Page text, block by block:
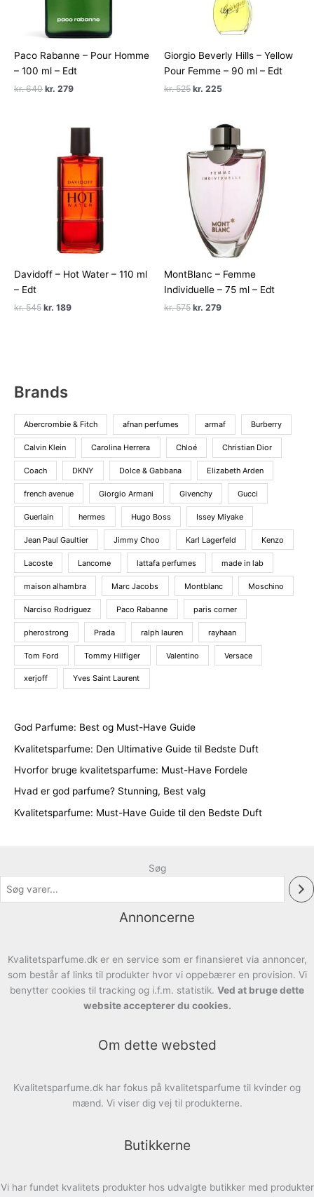
Paco Rabanne – Pour Homme
– 100 ml – Edt
kr.640 Den
kr. 279Den
Giorgio Beverly Hills – Yellow
Pour Femme – 90 ml – Edt
kr.525 Den
kr. 525.
kr. 225Den
er:
kr. 225.
Davidoff – Hot Water – 110 ml
– Edt
kr.545 Den
kr. 189Den
MontBlanc – Femme
Individuelle – 75 ml – Edt
kr.575 Den
kr. 279Den
Brands
Abercrombie & Fitch afnan perfumes armaf Burberry
Calvin Klein Carolina Herrera Chloé Christian Dior
Coach DKNY Dolce & Gabbana Elizabeth Arden
french avenue Giorgio Armani Givenchy Gucci
Guerlain hermes Hugo Boss Issey Miyake
Jean Paul Gaultier Jimmy Choo Karl Lagerfeld Kenzo
Lacoste Lancome lattafa perfumes made in lab
maison alhambra Marc Jacobs Montblanc Moschino
Narciso Rodriguez Paco Rabanne paris corner
pherostrong Prada ralph lauren rayhaan
Tom Ford Tommy Hilfiger Valentino Versace
xerjoff Yves Saint Laurent
God Parfume: Best og Must-Have Guide
Kvalitetsparfume: Den Ultimative Guide til Bedste Duft
Hvorfor bruge kvalitetsparfume: Must-Have Fordele
Hvad er god parfume? Stunning, Best valg
Kvalitetsparfume: Must-Have Guide til den Bedste Duft
Søg
Annoncerne
Kvalitetsparfume.dk er en service som er finansieret via annoncer,
som består af links til produkter hvor vi oppebærer en provision. Vi
benytter cookies til tracking og i.f.m. statistik. Ved at bruge dette
website accepterer du cookies.
Om dette websted
Kvalitetsparfume.dk har fokus på kvalitetsparfume til kvinder og
mænd. Vi viser dig vej til produkterne.
Butikkerne
Vi har fundet kvalitets produkter hos udvalgte butikker med produkter